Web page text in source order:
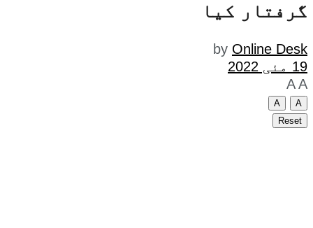
گرفتار کیا
by Online Desk
19 مئی 2022
A A
A
A
Reset